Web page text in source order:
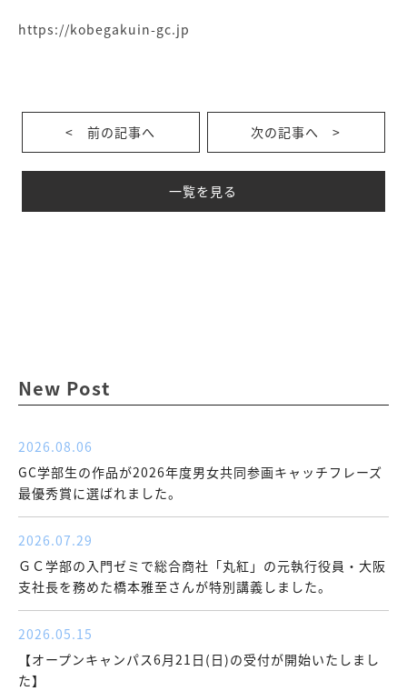
https://kobegakuin-gc.jp
< 前の記事へ
一覧を見る
次の記事へ >
New Post
2026.08.06
GC学部生の作品が2026年度男女共同参画キャッチフレーズ
最優秀賞に選ばれました。
2026.07.29
ＧＣ学部の入門ゼミで総合商社「丸紅」の元執行役員・大阪
支社長を務めた橋本雅至さんが特別講義しました。
2026.05.15
【オープンキャンパス6月21日(日)の受付が開始いたしまし
た】